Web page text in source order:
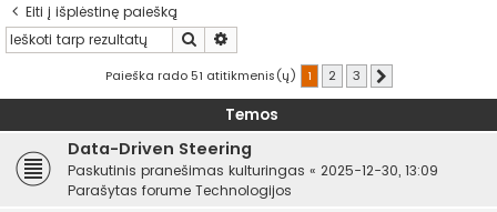
Eiti į išplėstinę paiešką
Ieškoti
Paieška rado 51 atitikmenis(ų) 1 2 3
Temos
Data-Driven Steering
Paskutinis pranešimas kulturingas « 2025-12-30, 13:09
Parašytas forume Technologijos